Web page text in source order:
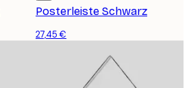
Posterleiste Schwarz
27,45 €